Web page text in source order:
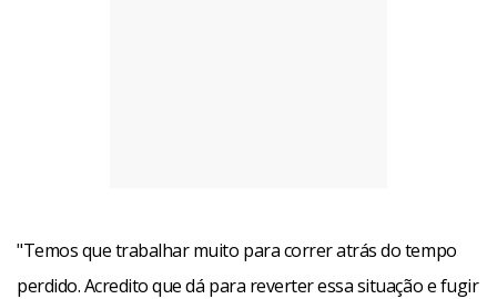
"Temos que trabalhar muito para correr atrás do tempo
perdido. Acredito que dá para reverter essa situação e fugir